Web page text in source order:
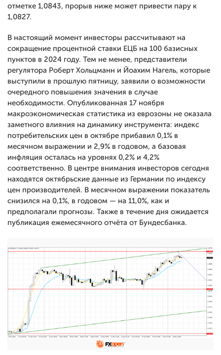
отметке 1,0843, прорыв ниже может привести пару к
1,0827.
В настоящий момент инвесторы рассчитывают на
сокращение процентной ставки ЕЦБ на 100 базисных
пунктов в 2024 году. Тем не менее, представители
регулятора Роберт Хольцманн и Йоахим Нагель, которые
выступили в прошлую пятницу, заявили о возможности
очередного повышения значения в случае
необходимости. Опубликованная 17 ноября
макроэкономическая статистика из еврозоны не оказала
заметного влияния на динамику инструмента: индекс
потребительских цен в октябре прибавил 0,1% в
месячном выражении и 2,9% в годовом, а базовая
инфляция осталась на уровнях 0,2% и 4,2%
соответственно. В центре внимания инвесторов сегодня
находятся октябрьские данные из Германии по индексу
цен производителей. В месячном выражении показатель
снизился на 0,1%, в годовом — на 11,0%, как и
предполагали прогнозы. Также в течение дня ожидается
публикация ежемесячного отчёта от Бундесбанка.